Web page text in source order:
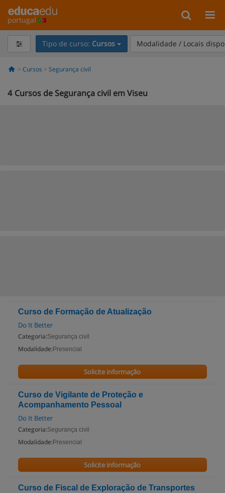
portugal
Tipo de curso: Cursos Modalidade / Locais
Cursos Segurança civil
4 Cursos de Segurança civil em Viseu
Curso de Formação de Atualização
Do It Better
Categoria:Segurança civil
Modalidade: Presencial
Solicite informação
Curso de Vigilante de Proteção e
Acompanhamento Pessoal
Do It Better
Categoria:Segurança civil
Modalidade: Presencial
Solicite informação
Curso de Fiscal de Exploração de Transportes